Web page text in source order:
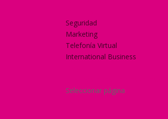
Seguridad
Marketing
Telefonía Virtual
International Business
Seleccionar página